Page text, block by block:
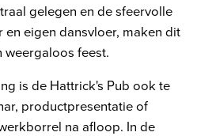
gelegen en de sfeervolle
eigen dansvloer, maken dit
weergaloos feest.
is de Hattrick's Pub ook te
productpresentatie of
na afloop. In de